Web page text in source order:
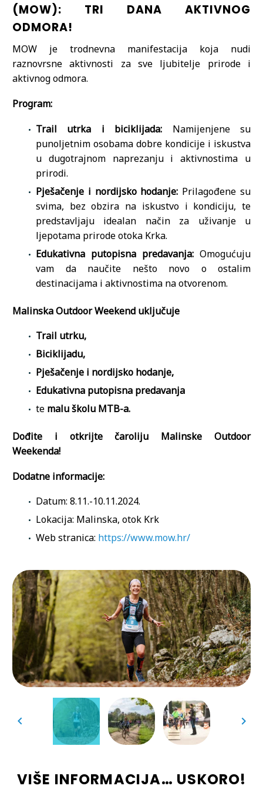
(MOW): TRI DANA AKTIVNOG
ODMORA!
MOW je trodnevna manifestacija koja nudi
raznovrsne aktivnosti za sve ljubitelje prirode i
aktivnog odmora.
Program:
Trail utrka i biciklijada: Namijenjene su
punoljetnim osobama dobre kondicije i iskustva
u dugotrajnom naprezanju i aktivnostima u
prirodi.
Pješačenje i nordijsko hodanje: Prilagođene su
svima, bez obzira na iskustvo i kondiciju, te
predstavljaju idealan način za uživanje u
ljepotama prirode otoka Krka.
Edukativna putopisna predavanja: Omogućuju
vam da naučite nešto novo o ostalim
destinacijama i aktivnostima na otvorenom.
Malinska Outdoor Weekend uključuje
Trail utrku,
Biciklijadu,
Pješačenje i nordijsko hodanje,
Edukativna putopisna predavanja
te malu školu MTB-a.
Dođite i otkrijte čaroliju Malinske Outdoor
Weekenda!
Dodatne informacije:
Datum: 8.11.-10.11.2024.
Lokacija: Malinska, otok Krk
Web stranica: https://www.mow.hr/
VIŠE INFORMACIJA… USKORO!